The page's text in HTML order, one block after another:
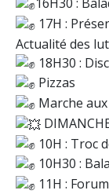
17H :
Actualité des
18H30 :
Pizzas
Marche
10H : Troc
10H30 :
11H :